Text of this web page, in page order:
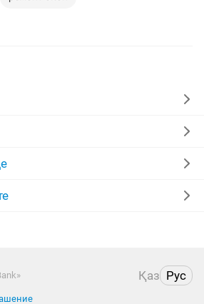
картриджей
долг
Қаз Рус